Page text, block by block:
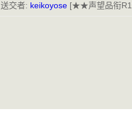
送交者: keikoyose[★★声望品衔